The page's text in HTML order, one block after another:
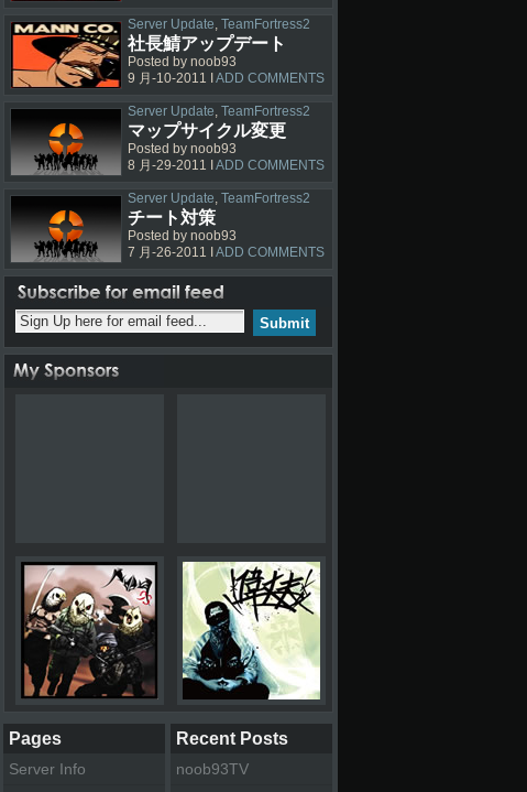
Server Update, TeamFortress2
社長鯖アップデート
Posted by noob93
9 月-10-2011 I ADD COMMENTS
Server Update, TeamFortress2
マップサイクル変更
Posted by noob93
8 月-29-2011 I ADD COMMENTS
Server Update, TeamFortress2
チート対策
Posted by noob93
7 月-26-2011 I ADD COMMENTS
Recent Posts
noob93TV
Pages
Server Info